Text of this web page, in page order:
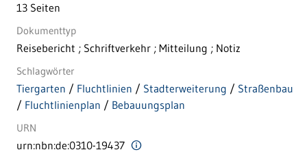
13 Seiten
Dokumenttyp
Reisebericht ; Schriftverkehr ; Mitteilung ; Notiz
Schlagwörter
Tiergarten / Fluchtlinien / Stadterweiterung / Straßenbau
/ Fluchtlinienplan / Bebauungsplan
URN
urn:nbn:de:0310-19437